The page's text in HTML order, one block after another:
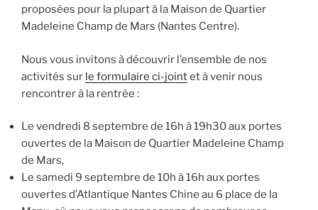
proposées pour la plupart à la Maison de Quartier
Madeleine Champ de Mars (Nantes Centre).
Nous vous invitons à découvrir l’ensemble de nos
activités sur le formulaire ci-jointet à venir nous
rencontrer à la rentrée :
Le vendredi 8 septembre de 16h à 19h30 aux portes
ouvertes de la Maison de Quartier Madeleine Champ
de Mars,
Le samedi 9 septembre de 10h à 16h aux portes
ouvertes d’Atlantique Nantes Chine au 6 place de la